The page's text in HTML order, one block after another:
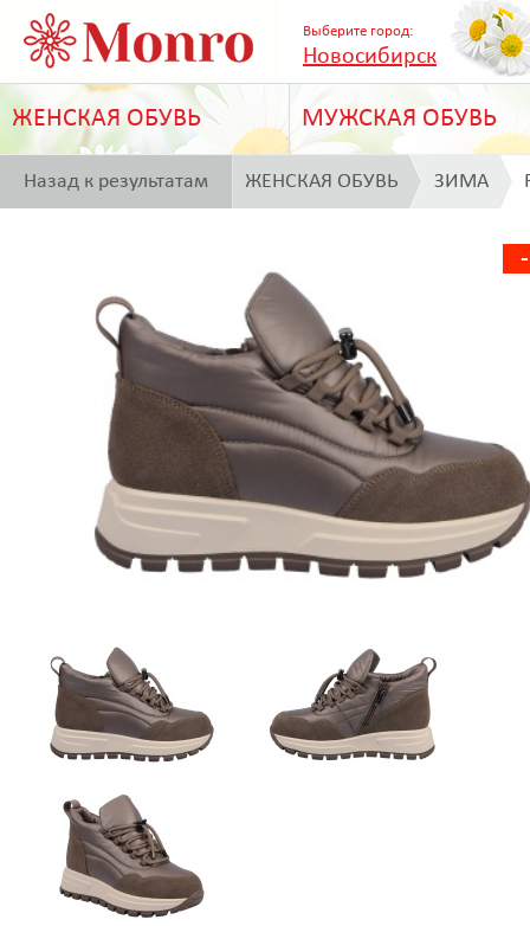
Выберите город:
Новосибирск
ЖЕНСКАЯ ОБУВЬ МУЖСКАЯ ОБУВЬ
Назад к результатам ЖЕНСКАЯ ОБУВЬ ЗИМА